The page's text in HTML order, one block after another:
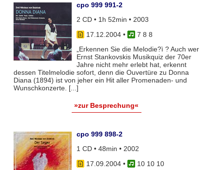
cpo 999 991-2
2 CD • 1h 52min • 2003
17.12.2004•
7 8 8
„Erkennen Sie die Melodie?ì ? Auch wer
Ernst Stankovskis Musikquiz der 70er
Jahre nicht mehr erlebt hat, erkennt
dessen Titelmelodie sofort, denn die Ouvertüre zu Donna
Diana (1894) ist von jeher ein Hit aller Promenaden- und
Wunschkonzerte. [...]
»zur Besprechung«
cpo 999 898-2
1 CD • 48min • 2002
17.09.2004•
10 10 10